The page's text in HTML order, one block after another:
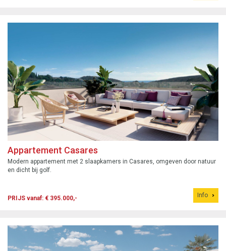
Appartement Casares
Modern appartement met 2 slaapkamers in Casares, omgeven door natuur
en dicht bij golf.
PRIJS vanaf: € 395.000,- Info